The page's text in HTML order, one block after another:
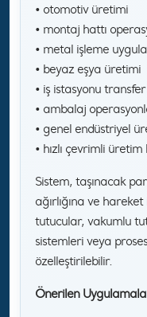
• otomotiv üretimi
• montaj hattı
• metal işleme
• beyaz eşya üretimi
• iş istasyonu
• ambalaj
• genel endüstriyel
• hızlı çevrimli üretim
Sistem, taşınacak
ağırlığına ve
tutucular, vakumlu
sistemleri veya
özelleştirilebilir.
Önerilen